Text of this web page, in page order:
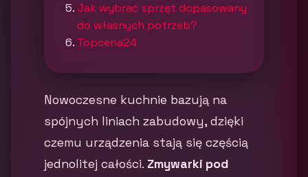
Jak wybrać sprzęt dopasowany
do własnych potrzeb?
Topcena24
Nowoczesne kuchnie bazują na
spójnych liniach zabudowy, dzięki
czemu urządzenia stają się częścią
jednolitej całości. Zmywarki pod